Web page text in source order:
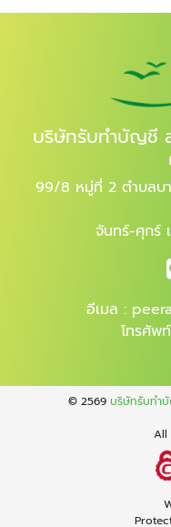
บริษัทรับทำบัญชี
99/8 หมู่ที่ 2 ตำบลบ
จันทร์-ศุกร์
อีเมล :
โทรศัพ
© 2569 บริษัทรับทำ
All